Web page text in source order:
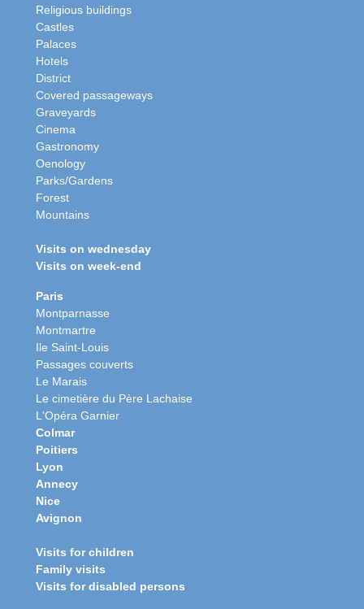
Religious buildings
Castles
Palaces
Hotels
District
Covered passageways
Graveyards
Cinema
Gastronomy
Oenology
Parks/Gardens
Forest
Mountains
Visits on wednesday
Visits on week-end
Paris
Montparnasse
Montmartre
Ile Saint-Louis
Passages couverts
Le Marais
Le cimetière du Père Lachaise
L'Opéra Garnier
Colmar
Poitiers
Lyon
Annecy
Nice
Avignon
Visits for children
Family visits
Visits for disabled persons